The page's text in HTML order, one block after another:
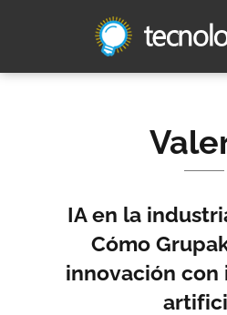
IA en la
Cómo
innovación